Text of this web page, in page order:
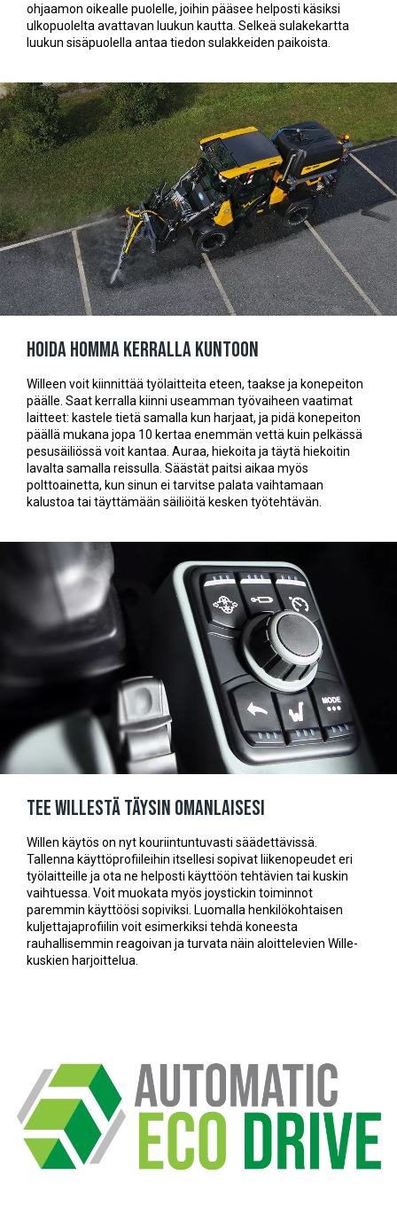
ohjaamon oikealle puolelle, joihin pääsee helposti käsiksi
ulkopuolelta avattavan luukun kautta. Selkeä sulakekartta
luukun sisäpuolella antaa tiedon sulakkeiden paikoista.
Hoida homma kerralla kuntoon
Willeen voit kiinnittää työlaitteita eteen, taakse ja konepeiton
päälle. Saat kerralla kiinni useamman työvaiheen vaatimat
laitteet: kastele tietä samalla kun harjaat, ja pidä konepeiton
päällä mukana jopa 10 kertaa enemmän vettä kuin pelkässä
pesusäiliössä voit kantaa. Auraa, hiekoita ja täytä hiekoitin
lavalta samalla reissulla. Säästät paitsi aikaa myös
polttoainetta, kun sinun ei tarvitse palata vaihtamaan
kalustoa tai täyttämään säiliöitä kesken työtehtävän.
Tee Willestä täysin omanlaisesi
Willen käytös on nyt kouriintuntuvasti säädettävissä.
Tallenna käyttöprofiileihin itsellesi sopivat liikenopeudet eri
työlaitteille ja ota ne helposti käyttöön tehtävien tai kuskin
vaihtuessa. Voit muokata myös joystickin toiminnot
paremmin käyttöösi sopiviksi. Luomalla henkilökohtaisen
kuljettajaprofiilin voit esimerkiksi tehdä koneesta
rauhallisemmin reagoivan ja turvata näin aloittelevien Wille-
kuskien harjoittelua.